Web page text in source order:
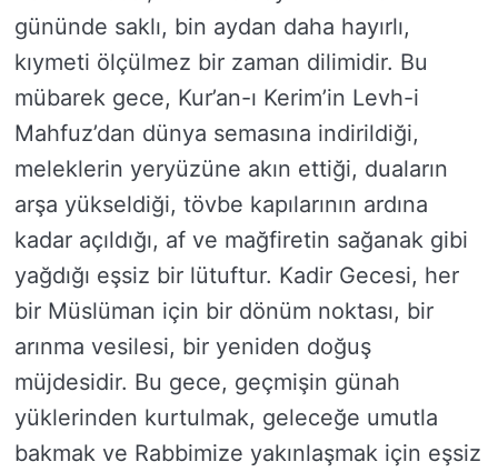
gününde saklı, bin aydan daha hayırlı,
kıymeti ölçülmez bir zaman dilimidir. Bu
mübarek gece, Kur’an-ı Kerim’in Levh-i
Mahfuz’dan dünya semasına indirildiği,
meleklerin yeryüzüne akın ettiği, duaların
arşa yükseldiği, tövbe kapılarının ardına
kadar açıldığı, af ve mağfiretin sağanak gibi
yağdığı eşsiz bir lütuftur. Kadir Gecesi, her
bir Müslüman için bir dönüm noktası, bir
arınma vesilesi, bir yeniden doğuş
müjdesidir. Bu gece, geçmişin günah
yüklerinden kurtulmak, geleceğe umutla
bakmak ve Rabbimize yakınlaşmak için eşsiz